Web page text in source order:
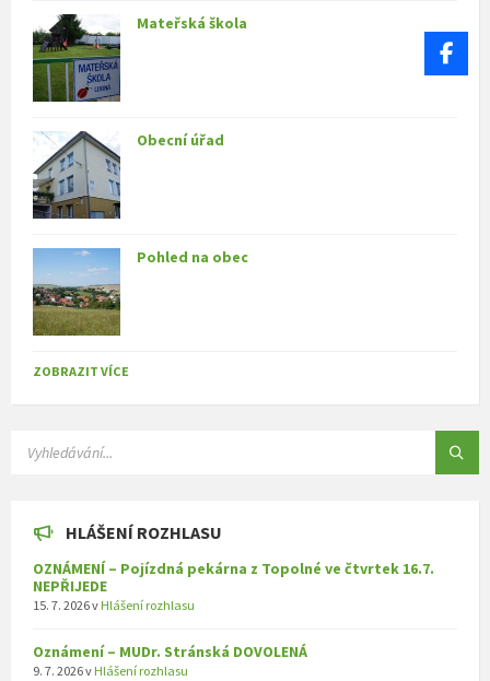
Mateřská škola
Obecní úřad
Pohled na obec
ZOBRAZIT VÍCE
HLÁŠENÍ ROZHLASU
OZNÁMENÍ – Pojízdná pekárna z Topolné ve čtvrtek 16.7.
NEPŘIJEDE
15. 7. 2026v Hlášení rozhlasu
Oznámení – MUDr. Stránská DOVOLENÁ
9. 7. 2026v Hlášení rozhlasu